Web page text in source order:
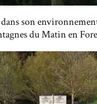
son
du Matin en